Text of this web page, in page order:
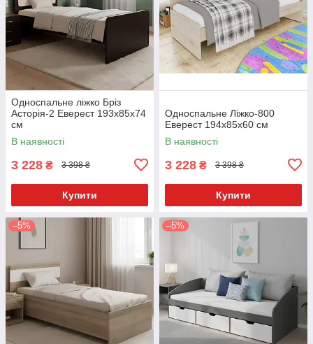
Односпальне ліжко Бріз
Асторія-2 Еверест 193x85x74
см
В наявності
3 228 ₴ 3 398 ₴
Купити
Односпальне Ліжко-800
Еверест 194x85x60 см
В наявності
3 228 ₴ 3 398 ₴
Купити
–5% –5%